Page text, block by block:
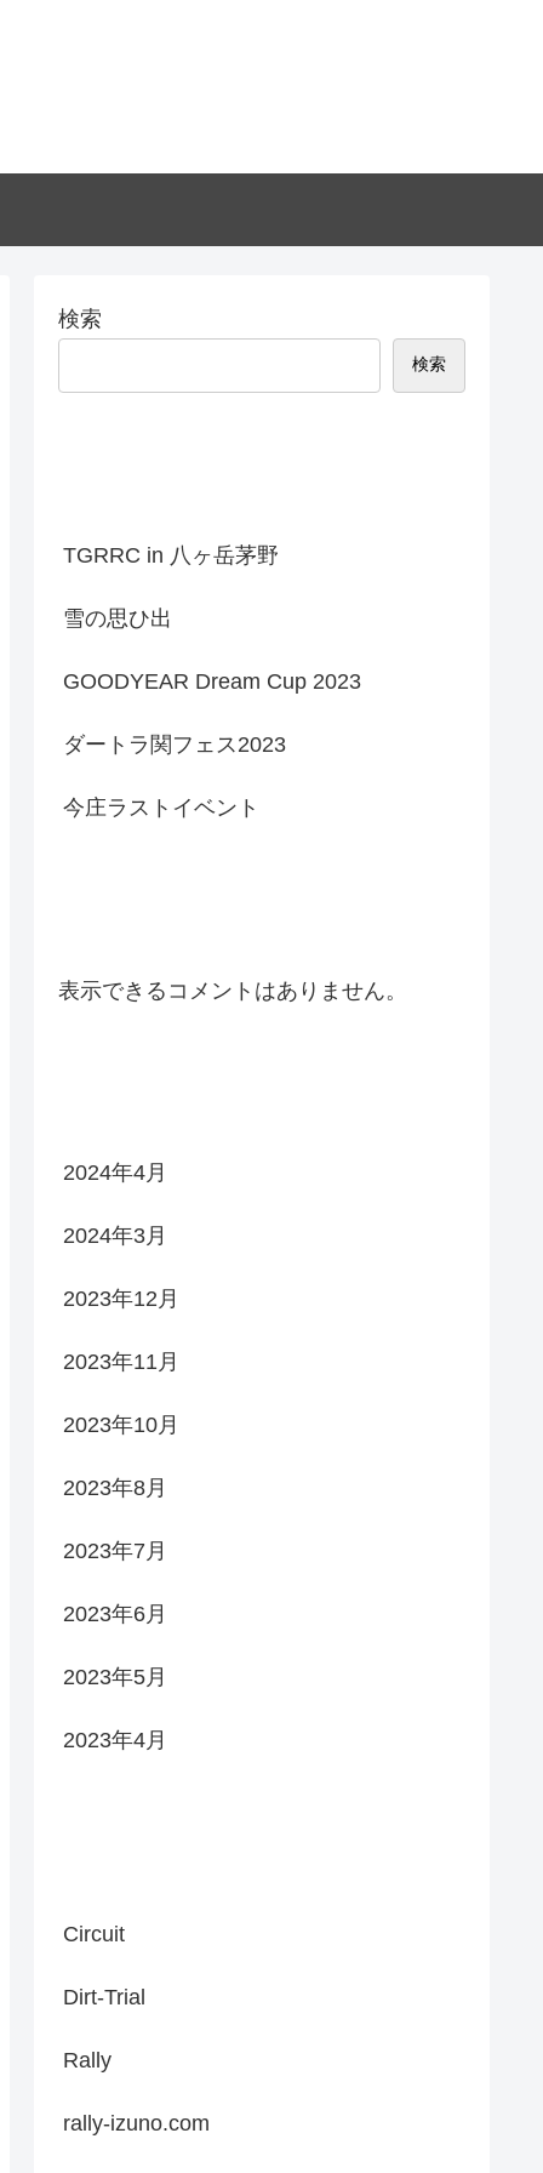
検索
検索
TGRRC in 八ヶ岳茅野
雪の思ひ出
GOODYEAR Dream Cup 2023
ダートラ関フェス2023
今庄ラストイベント
表示できるコメントはありません。
2024年4月
2024年3月
2023年12月
2023年11月
2023年10月
2023年8月
2023年7月
2023年6月
2023年5月
2023年4月
Circuit
Dirt-Trial
Rally
rally-izuno.com